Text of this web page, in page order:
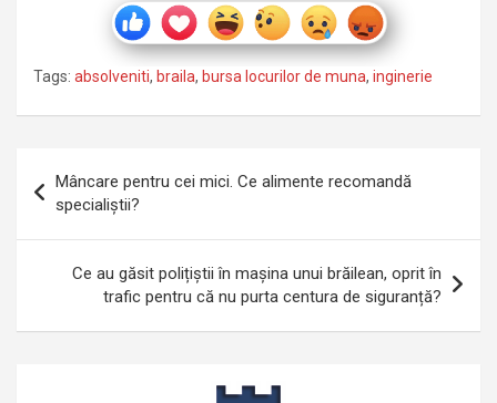
Tags: absolveniti, braila, bursa locurilor de muna, inginerie
în
articole
Mâncare pentru cei mici. Ce alimente recomandă
specialiștii?
Ce au găsit polițiștii în mașina unui brăilean, oprit în
trafic pentru că nu purta centura de siguranță?